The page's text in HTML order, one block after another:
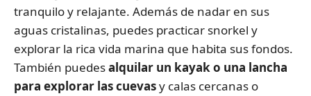
tranquilo y relajante. Además de nadar en sus
aguas cristalinas, puedes practicar snorkel y
explorar la rica vida marina que habita sus fondos.
También puedesalquilar un kayak o una lancha
para explorar las cuevasy calas cercanas o